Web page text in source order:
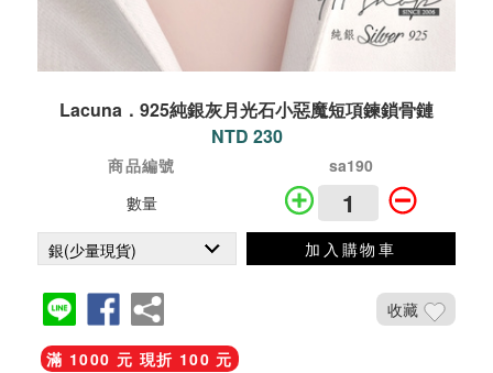
Lacuna．925純銀灰月光石小惡魔短項鍊鎖骨鏈
NTD 230
商品編號
sa190
數量
加入購物車
收藏
滿 1000 元 現折 100 元